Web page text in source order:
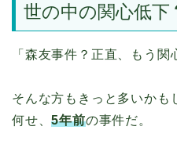
世の中の関心低下
「森友事件？正直、もう関
そんな方もきっと多いかも
何せ、5年前の事件だ。